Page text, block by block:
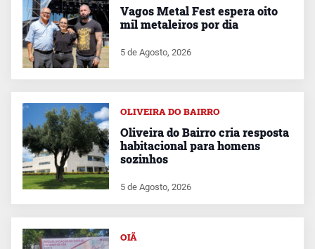
Vagos Metal Fest espera oito
mil metaleiros por dia
5 de Agosto, 2026
OLIVEIRA DO BAIRRO
Oliveira do Bairro cria resposta
habitacional para homens
sozinhos
5 de Agosto, 2026
OIÃ